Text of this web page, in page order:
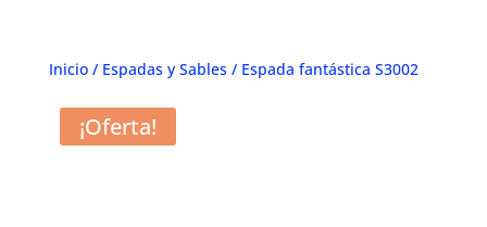
Inicio/ Espadas y Sables/ Espada fantástica S3002
¡Oferta!